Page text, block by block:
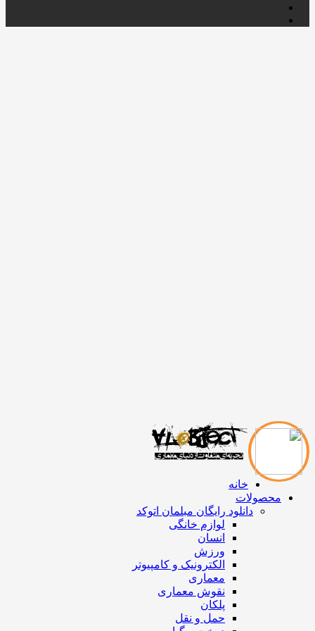
خانه
محصولات
دانلود رایگان مبلمان اتوکد
لوازم خانگی
انسان
ورزش
الکترونیک و کامپیوتر
معماری
نقوش معماری
پلکان
حمل و نقل